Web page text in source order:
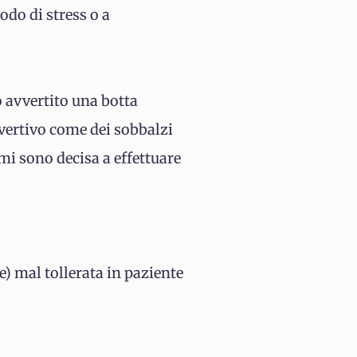
di stress o a
avvertito una botta
come dei sobbalzi
sono decisa a effettuare
mal tollerata in paziente